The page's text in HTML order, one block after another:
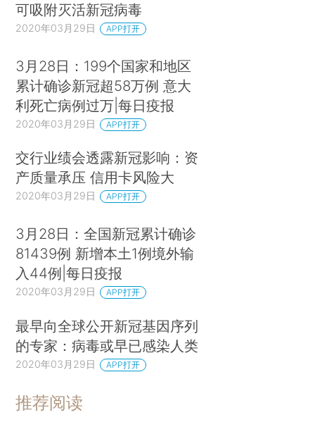
可吸附灭活新冠病毒
2020年03月29日 APP打开
3月28日：199个国家和地区
累计确诊新冠超58万例 意大
利死亡病例过万|每日疫报
2020年03月29日 APP打开
交行业绩会透露新冠影响：资
产质量承压 信用卡风险大
2020年03月29日 APP打开
3月28日：全国新冠累计确诊
81439例 新增本土1例境外输
入44例|每日疫报
2020年03月29日 APP打开
最早向全球公开新冠基因序列
的专家：病毒或早已感染人类
2020年03月29日 APP打开
推荐阅读